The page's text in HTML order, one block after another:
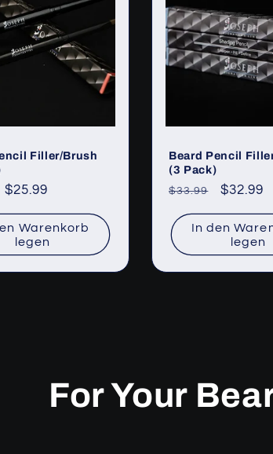
Filler/Brush
Verkaufspreis
$25.99
Warenkorb
legen
Beard Pencil
(3 Pack)
Normaler
$33.99 $32.99
In den
legen
For Your